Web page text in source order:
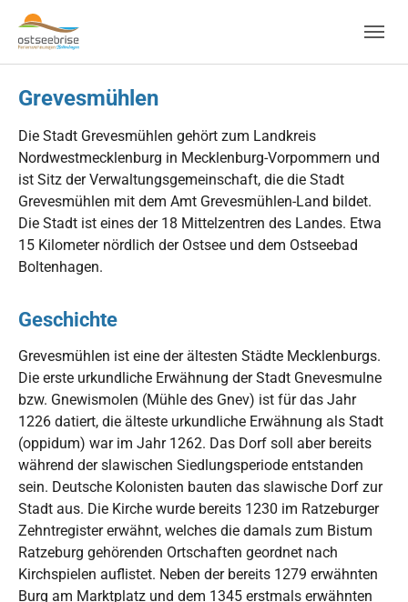
Skip to main navigation
Zum Hauptinhalt springen
Skip to page footer
Grevesmühlen
Die Stadt Grevesmühlen gehört zum Landkreis
Nordwestmecklenburg in Mecklenburg-Vorpommern und
ist Sitz der Verwaltungsgemeinschaft, die die Stadt
Grevesmühlen mit dem Amt Grevesmühlen-Land bildet.
Die Stadt ist eines der 18 Mittelzentren des Landes. Etwa
15 Kilometer nördlich der Ostsee und dem Ostseebad
Boltenhagen.
Geschichte
Grevesmühlen ist eine der ältesten Städte Mecklenburgs.
Die erste urkundliche Erwähnung der Stadt Gnevesmulne
bzw. Gnewismolen (Mühle des Gnev) ist für das Jahr
1226 datiert, die älteste urkundliche Erwähnung als Stadt
(oppidum) war im Jahr 1262. Das Dorf soll aber bereits
während der slawischen Siedlungsperiode entstanden
sein. Deutsche Kolonisten bauten das slawische Dorf zur
Stadt aus. Die Kirche wurde bereits 1230 im Ratzeburger
Zehntregister erwähnt, welches die damals zum Bistum
Ratzeburg gehörenden Ortschaften geordnet nach
Kirchspielen auflistet. Neben der bereits 1279 erwähnten
Burg am Marktplatz und dem 1345 erstmals erwähnten